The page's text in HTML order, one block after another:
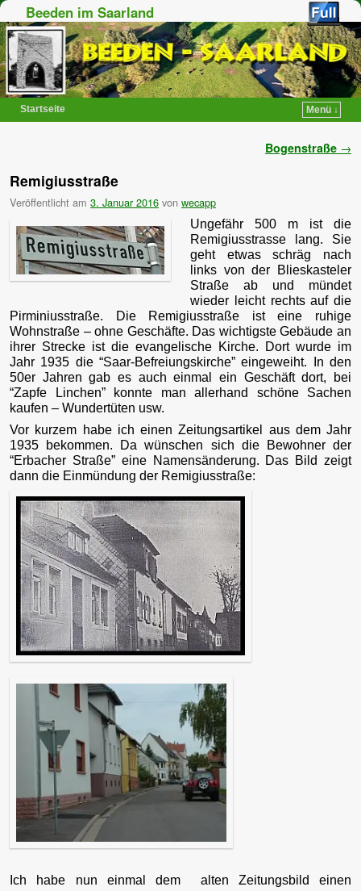
Beeden im Saarland
Startseite
Menü ↓
Bogenstraße →
Remigiusstraße
Veröffentlicht am 3. Januar 2016 von wecapp
Ungefähr 500 m ist die
Remigiusstrasse lang. Sie
geht etwas schräg nach
links von der Blieskasteler
Straße ab und mündet
wieder leicht rechts auf die
Pirminiusstraße. Die Remigiusstraße ist eine ruhige
Wohnstraße – ohne Geschäfte. Das wichtigste Gebäude an
ihrer Strecke ist die evangelische Kirche. Dort wurde im
Jahr 1935 die “Saar-Befreiungskirche” eingeweiht. In den
50er Jahren gab es auch einmal ein Geschäft dort, bei
“Zapfe Linchen” konnte man allerhand schöne Sachen
kaufen – Wundertüten usw.
Vor kurzem habe ich einen Zeitungsartikel aus dem Jahr
1935 bekommen. Da wünschen sich die Bewohner der
“Erbacher Straße” eine Namensänderung. Das Bild zeigt
dann die Einmündung der Remigiusstraße:
Ich habe nun einmal dem alten Zeitungsbild einen